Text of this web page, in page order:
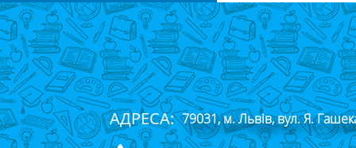
АДРЕСА: 79031, м. Львів, вул. Я.